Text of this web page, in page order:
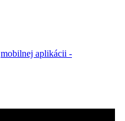
mobilnej aplikácii -